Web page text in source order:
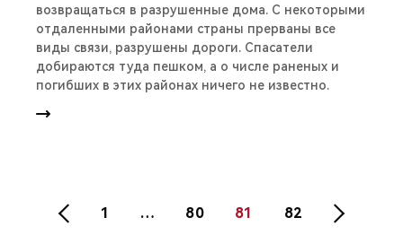
возвращаться в разрушенные дома. С некоторыми
отдаленными районами страны прерваны все
виды связи, разрушены дороги. Спасатели
добираются туда пешком, а о числе раненых и
погибших в этих районах ничего не известно.
1 … 80 81 82